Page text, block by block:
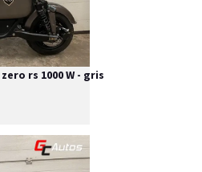
rs 1000 W - gris